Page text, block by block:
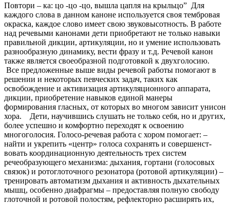
Повтори – ка: цо -цо -цо, вышла цапля на крыльцо” Для
каждого слова в данном каноне используется своя тембровая
окраска, каждое слово имеет свою звуковысотность. В работе
над речевыми канонами дети приобретают не только навыки
правильной дикции, артикуляции, но и умение использовать
разнообразную динамику, вести фразу и т.д. Речевой канон
также является своеобразной подготовкой к двухголосию.
Все предложенные выше виды речевой работы помогают в
решении и некоторых певческих задач, таких как
освобождение и активизация артикуляционного аппарата,
дикции, приобретение навыков единой манеры
формирования гласных, от которых во многом зависит унисон
хора.
Дети, научившись слушать не только себя, но и других,
более успешно и комфортно переходят к освоению
многоголосия. Голосо-речевая работа с хором помогает: –
найти и укрепить «центр» голоса сохранять и совершенст­
вовать координационную деятельность трех систем
речеобразующего механизма: дыхания, гортани (голосовых
связок) и ротоглоточного резонатора (ротовой артикуляции) –
тренировать автоматизм дыхания и активность дыхатель­ных
мышц, особенно диафрагмы – предоставляя полную свободу
глоточной и ротовой полос­тям, рефлекторно расширять их,